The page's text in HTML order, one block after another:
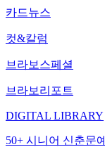
카드뉴스
컷&칼럼
브라보스페셜
브라보리포트
DIGITAL LIBRARY
50+ 시니어 신춘문예